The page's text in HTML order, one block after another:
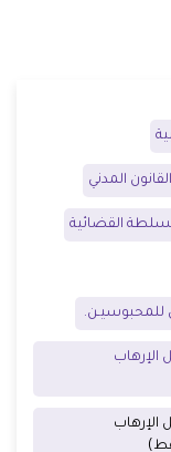
القانون المدني
القضائية
للمحبوسيـن.
الإرهاب
الإرهاب